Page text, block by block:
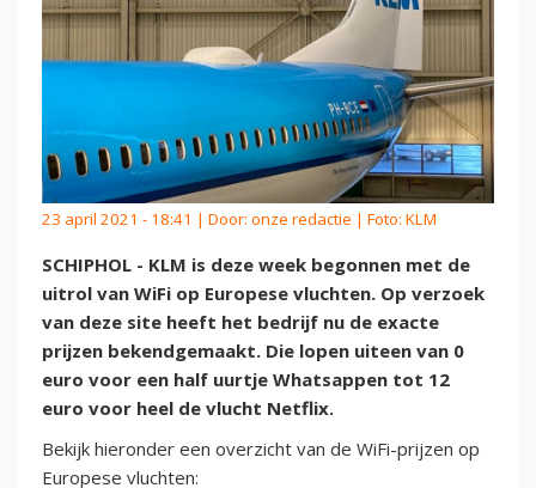
23 april 2021 - 18:41 | Door: onze redactie | Foto: KLM
SCHIPHOL - KLM is deze week begonnen met de
uitrol van WiFi op Europese vluchten. Op verzoek
van deze site heeft het bedrijf nu de exacte
prijzen bekendgemaakt. Die lopen uiteen van 0
euro voor een half uurtje Whatsappen tot 12
euro voor heel de vlucht Netflix.
Bekijk hieronder een overzicht van de WiFi-prijzen op
Europese vluchten: